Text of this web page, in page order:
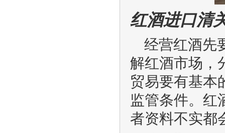
红酒进口清
经营红酒先
解红酒市场，
贸易要有基本
监管条件。红
者资料不实都